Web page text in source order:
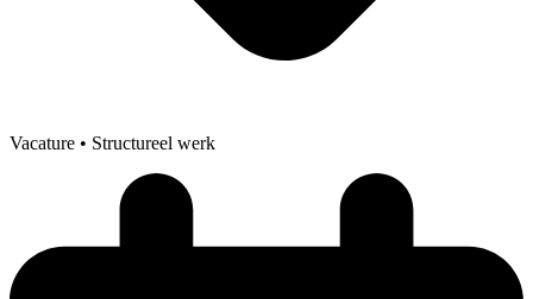
Vacature • Structureel werk